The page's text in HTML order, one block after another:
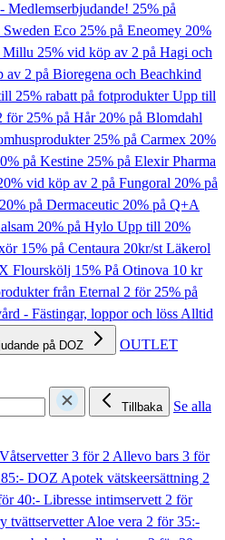
Medlemserbjudande! 25% på
Sweden Eco 25% på Eneomey 20%
Millu 25% vid köp av 2 på Hagi och
av 2 på Bioregena och Beachkind
25% rabatt på fotprodukterUpp till
för 25% på Hår20% på Blomdahl
25% på Carmex 20%
på Kestine 25% på Elexir Pharma
vid köp av 2 på Fungoral 20% på
20% på Dermaceutic 20% på Q+A
20% på Hylo Upp till 20%
15% på Centaura 20kr/st Läkerol
Flourskölj 15% På Otinova 10 kr
från Eternal 2 för 25% på
- Fästingar, loppor och lössAlltid
på DOZ OUTLET
Tillbaka
Se alla
3 för 2 Allevo bars 3 för
DOZ Apotek vätskeersättning 2
40:- Libresse intimservett2 för
tvättservetter Aloe vera 2 för 35:-